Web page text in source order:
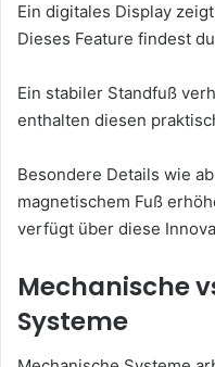
Ein digitales Display
Dieses Feature findest
Ein stabiler Standfuß
enthalten diesen
Besondere Details wie
magnetischem Fuß
verfügt über diese
Mechanische
Systeme